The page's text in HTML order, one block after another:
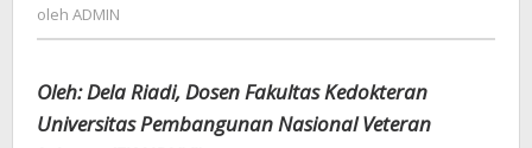
oleh ADMIN
Oleh: Dela Riadi, Dosen Fakultas Kedokteran
Universitas Pembangunan Nasional Veteran